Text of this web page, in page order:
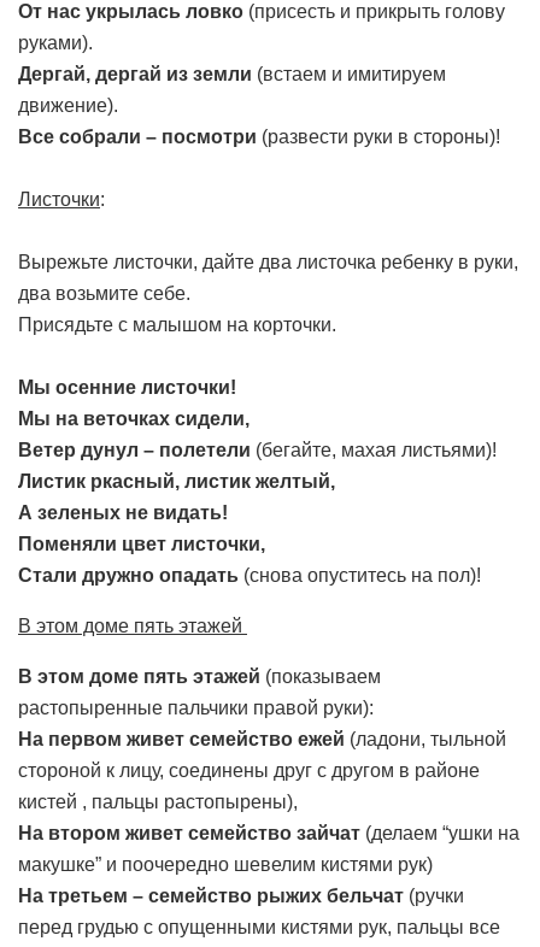
От нас укрылась ловко (присесть и прикрыть голову
руками).
Дергай, дергай из земли (встаем и имитируем
движение).
Все собрали – посмотри (развести руки в стороны)!
Листочки:
Вырежьте листочки, дайте два листочка ребенку в руки,
два возьмите себе.
Присядьте с малышом на корточки.
Мы осенние листочки!
Мы на веточках сидели,
Ветер дунул – полетели (бегайте, махая листьями)!
Листик ркасный, листик желтый,
А зеленых не видать!
Поменяли цвет листочки,
Стали дружно опадать (снова опуститесь на пол)!
В этом доме пять этажей
В этом доме пять этажей (показываем
растопыренные пальчики правой руки):
На первом живет семейство ежей (ладони, тыльной
стороной к лицу, соединены друг с другом в районе
кистей , пальцы растопырены),
На втором живет семейство зайчат (делаем “ушки на
макушке” и поочередно шевелим кистями рук)
На третьем – семейство рыжих бельчат (ручки
перед грудью с опущенными кистями рук, пальцы все